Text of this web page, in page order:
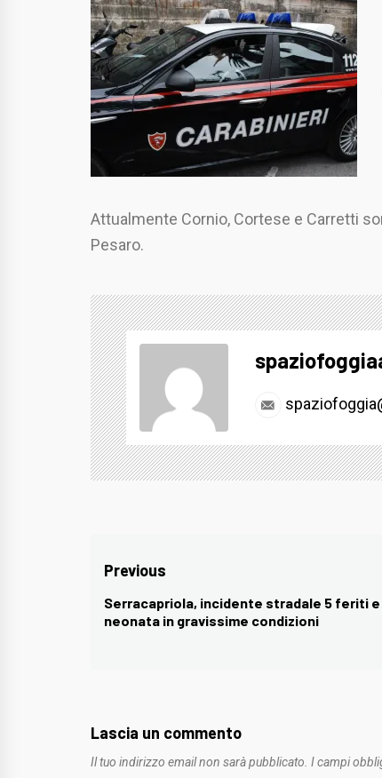
Attualmente Cornio, Cortese e Carretti
Pesaro.
Navigazione
articoli
Previous
Previous
post:
Serracapriola, incidente stradale 5 feriti e
neonata in gravissime condizioni
Lascia un commento
Il tuo indirizzo email non sarà pubblicato. I campi